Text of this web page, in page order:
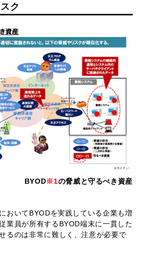
ク
BYOD※1の脅威​​​​​​​と守るべき資産
おいてBYODを実践している企業も増
業員が所有するBYOD端末に一貫した
るのは非常に難しく、注意が必要で